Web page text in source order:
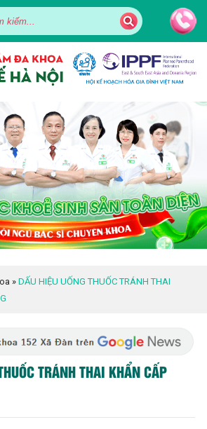
» DẤU HIỆU UỐNG THUỐC TRÁNH THAI
TRÁNH THAI KHẨN CẤP